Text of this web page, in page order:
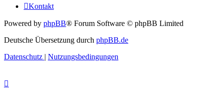
Kontakt
Powered by phpBB® Forum Software © phpBB Limited
Deutsche Übersetzung durch phpBB.de
Datenschutz | Nutzungsbedingungen